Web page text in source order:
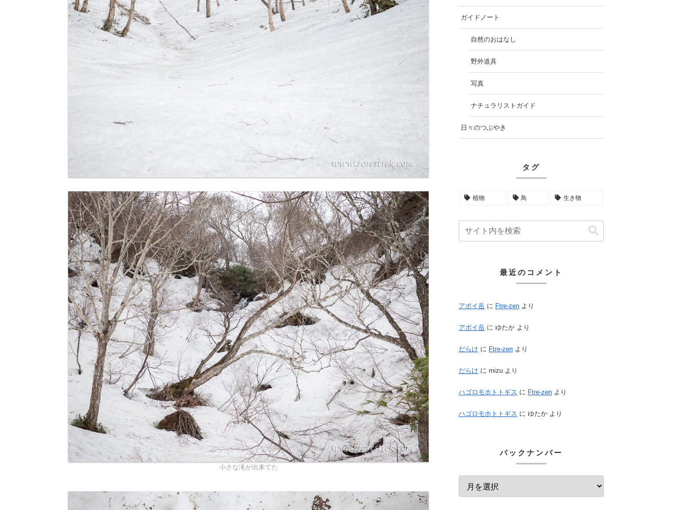
小さな滝が出来てた
ガイドノート
自然のおはなし
野外道具
写真
ナチュラリストガイド
日々のつぶやき
タグ
植物 鳥 生き物
最近のコメント
アポイ岳 に Ftre-zen より
アポイ岳 に ゆたか より
だらけ に Ftre-zen より
だらけ に mizu より
ハゴロモホトトギス に Ftre-zen より
ハゴロモホトトギス に ゆたか より
バックナンバー